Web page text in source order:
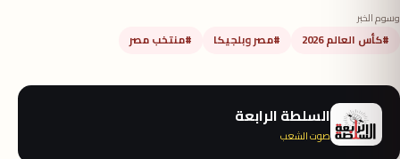
وسوم الخبر
#كأس العالم 2026 #مصر وبلجيكا #منتخب مصر
السلطة الرابعة
صوت الشعب